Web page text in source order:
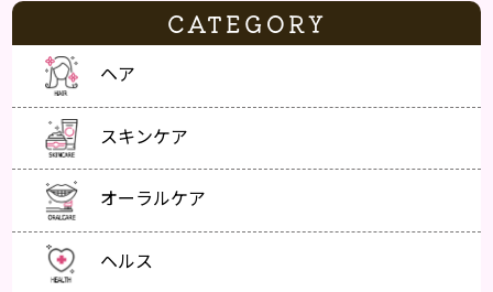
CATEGORY
ヘア
スキンケア
オーラルケア
ヘルス